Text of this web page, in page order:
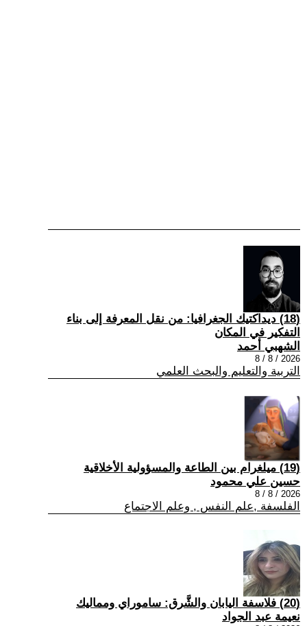
(18) ديداكتيك الجغرافيا: من نقل المعرفة إلى بناء
التفكير في المكان
الشهبي أحمد
2026 / 8 / 8
التربية والتعليم والبحث العلمي
(19) ميلغرام بين الطاعة والمسؤولية الأخلاقية
حسين علي محمود
2026 / 8 / 8
الفلسفة ,علم النفس , وعلم الاجتماع
(20) فلاسفة اليابان والشَّرق: ساموراي ومماليك
نعيمة عبد الجواد